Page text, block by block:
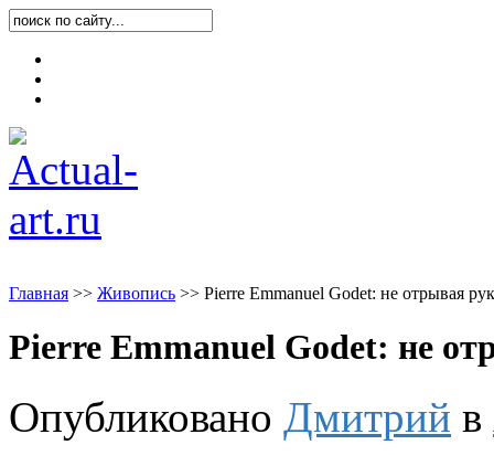
Главная >> Живопись >> Pierre Emmanuel Godet: не отрывая
Pierre Emmanuel Godet: не
Опубликовано Дмитрий в